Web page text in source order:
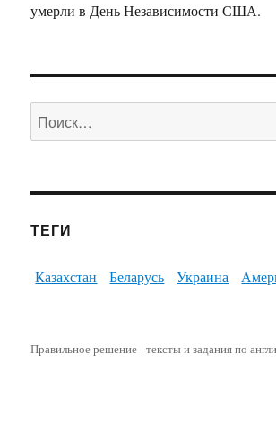
умерли в День Независимости США.
Искать:
ТЕГИ
Казахстан Беларусь Украина
Правильное решение - тексты и задания по